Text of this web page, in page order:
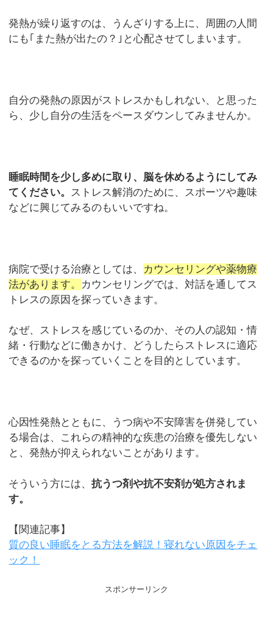
発熱が繰り返すのは、うんざりする上に、周囲の人間
にも｢また熱が出たの？｣と心配させてしまいます。
自分の発熱の原因がストレスかもしれない、と思った
ら、少し自分の生活をペースダウンしてみませんか。
睡眠時間を少し多めに取り、脳を休めるようにしてみ
てください。
ストレス解消のために、スポーツや趣味
などに興じてみるのもいいですね。
病院で受ける治療としては、 カウンセリングや薬物療
法があります。 カウンセリングでは、対話を通してス
トレスの原因を探っていきます。
なぜ、ストレスを感じているのか、その人の認知・情
緒・行動などに働きかけ、どうしたらストレスに適応
できるのかを探っていくことを目的としています。
心因性発熱とともに、うつ病や不安障害を併発してい
る場合は、これらの精神的な疾患の治療を優先しない
と、発熱が抑えられないことがあります。
そういう方には、抗うつ剤や抗不安剤が処方されま
す。
【関連記事】
質の良い睡眠をとる方法を解説！寝れない原因をチェ
ック！
スポンサーリンク